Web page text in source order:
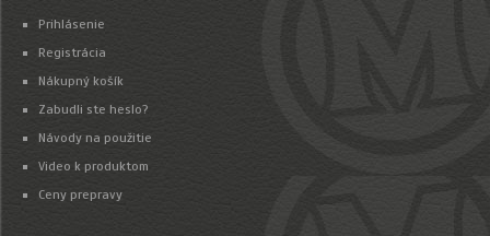
Prihlásenie
Registrácia
Nákupný košík
Zabudli ste heslo?
Návody na použitie
Video k produktom
Ceny prepravy